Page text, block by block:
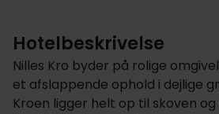
Hotelbeskrivelse
Nilles Kro byder på rolige
et afslappende ophold i dejlige
Kroen ligger helt op til skoven